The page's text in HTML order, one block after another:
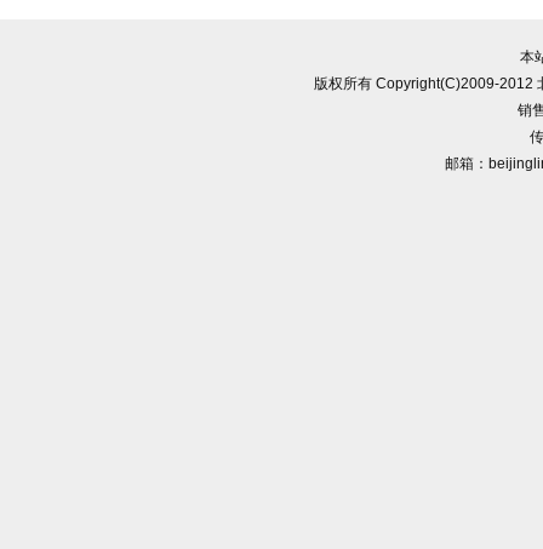
本
版权所有 Copyright(C)2009-2012
销
邮箱：